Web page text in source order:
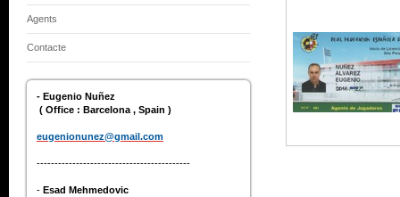
Agents
Contacte
- Eugenio Nuñez
( Office : Barcelona , Spain )
eugenionunez@gmail.com
-------------------------------------------
- Esad Mehmedovic